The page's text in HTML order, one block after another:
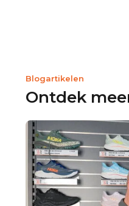
Blogartikelen
Ontdek